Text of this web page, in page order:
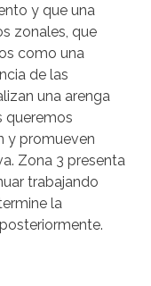
y que una
zonales, que
como una
de las
una arenga
queremos
y promueven
Zona 3 presenta
trabajando
la